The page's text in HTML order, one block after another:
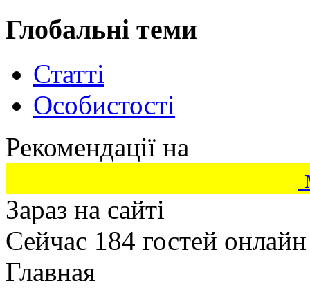
Глобальні теми
Статті
Особистості
Рекомендації на
Зараз на сайті
Сейчас 184 гостей онлайн
Главная